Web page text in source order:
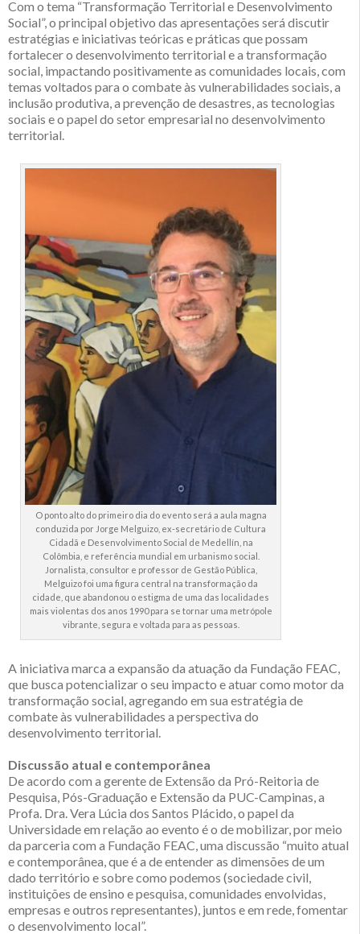
Com o tema “Transformação Territorial e Desenvolvimento
Social”, o principal objetivo das apresentações será discutir
estratégias e iniciativas teóricas e práticas que possam
fortalecer o desenvolvimento territorial e a transformação
social, impactando positivamente as comunidades locais, com
temas voltados para o combate às vulnerabilidades sociais, a
inclusão produtiva, a prevenção de desastres, as tecnologias
sociais e o papel do setor empresarial no desenvolvimento
territorial.
O ponto alto do primeiro dia do evento será a aula magna
conduzida por Jorge Melguizo, ex-secretário de Cultura
Cidadã e Desenvolvimento Social de Medellín, na
Colômbia, e referência mundial em urbanismo social.
Jornalista, consultor e professor de Gestão Pública,
Melguizo foi uma figura central na transformação da
cidade, que abandonou o estigma de uma das localidades
mais violentas dos anos 1990 para se tornar uma metrópole
vibrante, segura e voltada para as pessoas.
A iniciativa marca a expansão da atuação da Fundação FEAC,
que busca potencializar o seu impacto e atuar como motor da
transformação social, agregando em sua estratégia de
combate às vulnerabilidades a perspectiva do
desenvolvimento territorial.
Discussão atual e contemporânea
De acordo com a gerente de Extensão da Pró-Reitoria de
Pesquisa, Pós-Graduação e Extensão da PUC-Campinas, a
Profa. Dra. Vera Lúcia dos Santos Plácido, o papel da
Universidade em relação ao evento é o de mobilizar, por meio
da parceria com a Fundação FEAC, uma discussão “muito atual
e contemporânea, que é a de entender as dimensões de um
dado território e sobre como podemos (sociedade civil,
instituições de ensino e pesquisa, comunidades envolvidas,
empresas e outros representantes), juntos e em rede, fomentar
o desenvolvimento local”.